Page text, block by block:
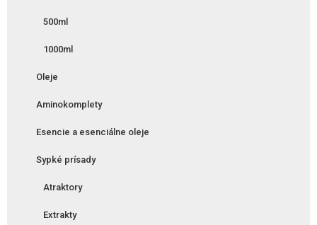
500ml
1000ml
Oleje
Aminokomplety
Esencie a esenciálne oleje
Sypké prísady
Atraktory
Extrakty